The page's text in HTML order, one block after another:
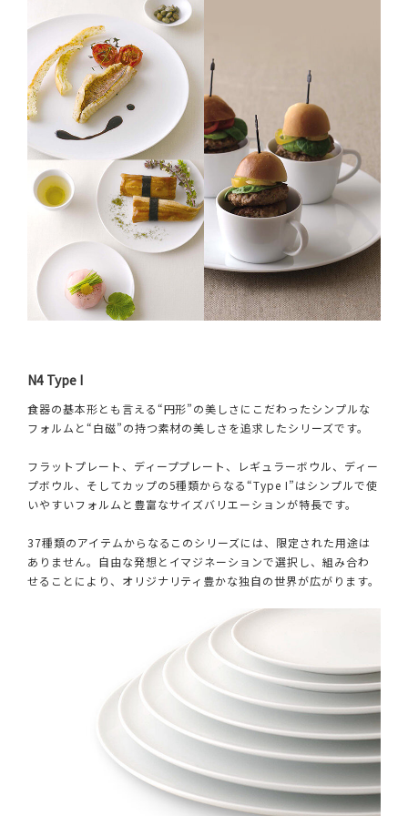
N4 Type I
食器の基本形とも言える“円形”の美しさにこだわったシンプルな
フォルムと“白磁”の持つ素材の美しさを追求したシリーズです。
フラットプレート、ディーププレート、レギュラーボウル、ディー
プボウル、そしてカップの5種類からなる“Type I”はシンプルで使
いやすいフォルムと豊富なサイズバリエーションが特長です。
37種類のアイテムからなるこのシリーズには、限定された用途は
ありません。自由な発想とイマジネーションで選択し、組み合わ
せることにより、オリジナリティ豊かな独自の世界が広がります。